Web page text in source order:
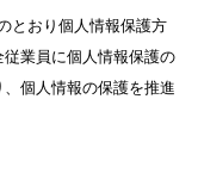
とおり個人情報保護方
業員に個人情報保護の
個人情報の保護を推進